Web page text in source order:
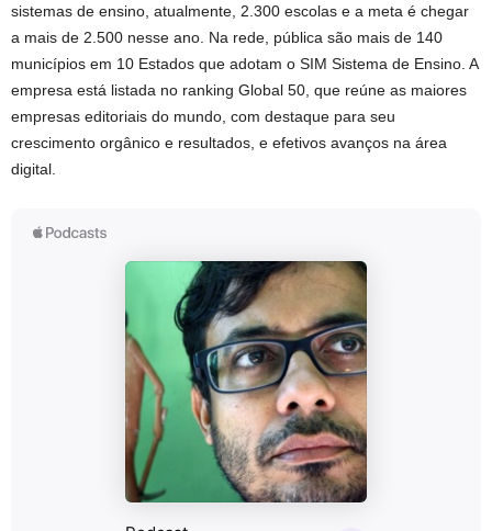
sistemas de ensino, atualmente, 2.300 escolas e a meta é chegar
a mais de 2.500 nesse ano. Na rede, pública são mais de 140
municípios em 10 Estados que adotam o SIM Sistema de Ensino. A
empresa está listada no ranking Global 50, que reúne as maiores
empresas editoriais do mundo, com destaque para seu
crescimento orgânico e resultados, e efetivos avanços na área
digital.